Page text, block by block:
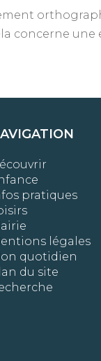
concerne
pratiques
légales
quotidien
du site